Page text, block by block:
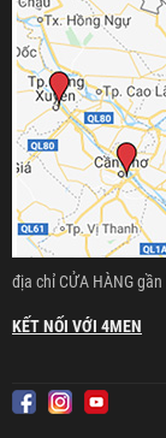
địa chỉ CỬA HÀNG gần
KẾT NỐI VỚI 4MEN